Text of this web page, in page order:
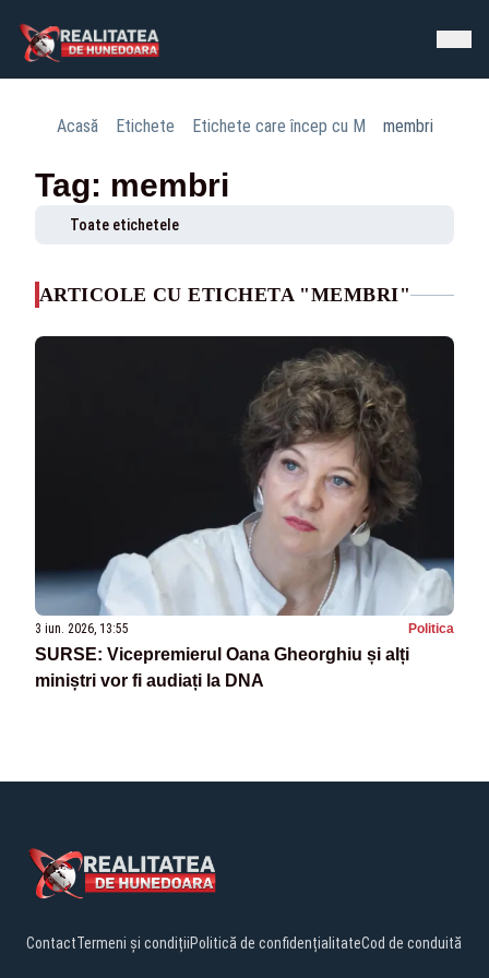
Acasă Etichete Etichete care încep cu M membri
Tag: membri
Toate etichetele
ARTICOLE CU ETICHETA "MEMBRI"
3 iun. 2026, 13:55 Politica
SURSE: Vicepremierul Oana Gheorghiu și alți
miniștri vor fi audiați la DNA
ContactTermeni și condițiiPolitică de confidențialitateCod de conduită